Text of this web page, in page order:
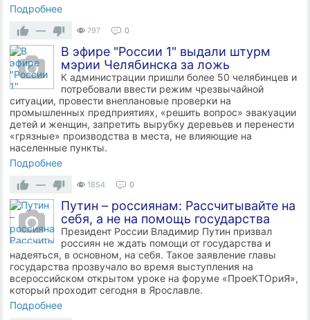
Подробнее
—
797 0
В эфире "России 1" выдали штурм
мэрии Челябинска за ложь
К администрации пришли более 50 челябинцев и
потребовали ввести режим чрезвычайной
ситуации, провести внеплановые проверки на
промышленных предприятиях, «решить вопрос» эвакуации
детей и женщин, запретить вырубку деревьев и перенести
«грязные» производства в места, не влияющие на
населенные пункты.
Подробнее
—
1854 0
Путин – россиянам: Рассчитывайте на
себя, а не на помощь государства
Президент России Владимир Путин призвал
россиян не ждать помощи от государства и
надеяться, в основном, на себя. Такое заявление главы
государства прозвучало во время выступления на
всероссийском открытом уроке на форуме «ПроеКТОриЯ»,
который проходит сегодня в Ярославле.
Подробнее